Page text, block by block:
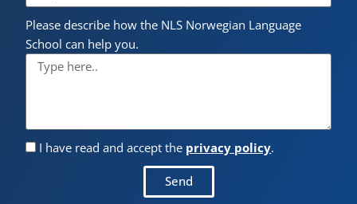
Please describe how the NLS Norwegian Language
School can help you.
I have read and accept the privacy policy.
Send